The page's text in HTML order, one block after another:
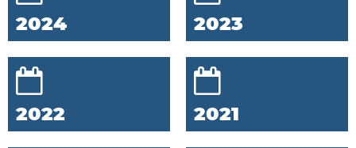
2024 2023
2022 2021